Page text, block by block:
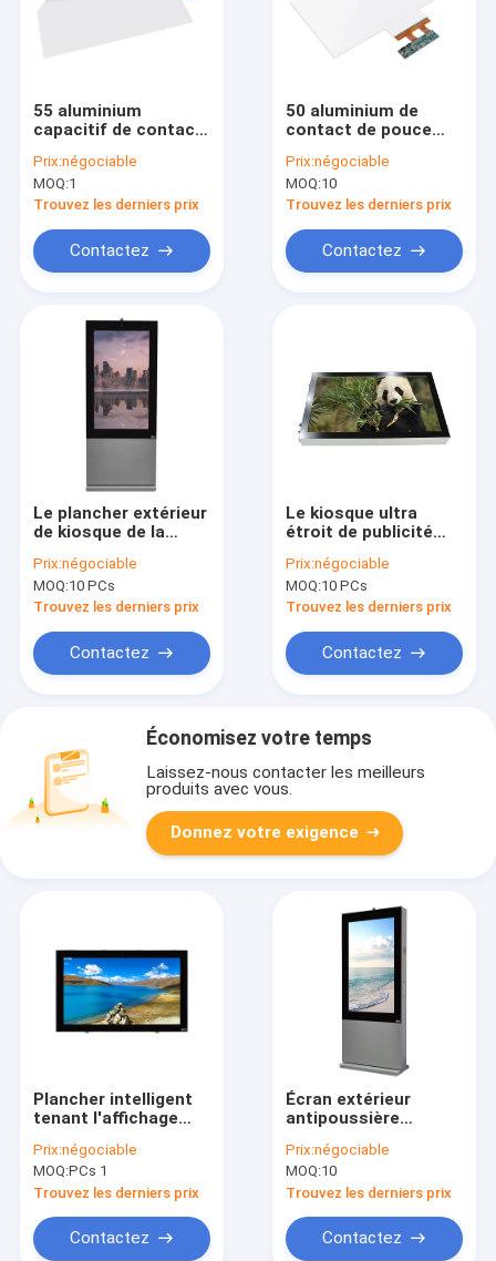
55 aluminium
capacitif de contact
d'aluminium d'écran
tactile d'affichage à
cristaux liquides
Prix:négociable
MOQ:1
Trouvez les derniers prix
Contactez
50 aluminium de
contact de pouce
film d'écran tactile
transparent
Prix:négociable
MOQ:10
Trouvez les derniers prix
Contactez
Le plancher extérieur
de kiosque de la
d'affichage à cristaux
liquides de 65 pouces
tenant IP65
Prix:négociable
MOQ:10 PCs
Trouvez les derniers prix
Contactez
Le kiosque ultra
étroit de publicité
pouces absorbent
rapidement la
chaleur
Prix:négociable
MOQ:10 PCs
Trouvez les derniers prix
Contactez
Économisez votre temps
Laissez-nous contacter les meilleurs
produits avec vous.
Donnez votre exigence
Plancher intelligent
tenant l'affichage
liquides de publicité
extérieure 75 pouces
Prix:négociable
MOQ:PCs 1
Trouvez les derniers prix
Contactez
Écran extérieur
antipoussière
publicité de
l'affichage à cristaux
liquides IP65 55
pouces
Prix:négociable
MOQ:10
Trouvez les derniers prix
Contactez